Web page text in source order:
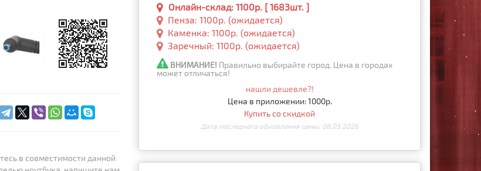
в совместимости данной
Онлайн-склад: 1100р. [ 1683шт. ]
Пенза: 1100р. (ожидается)
Каменка: 1100р. (ожидается)
Заречный: 1100р. (ожидается)
ВНИМАНИЕ! Правильно выбирайте город. Цена в городах
может отличаться!
нашли дешевле?!
Цена в приложении: 1000р.
Купить со скидкой
Дата последнего обновления цены: 08.03.2026